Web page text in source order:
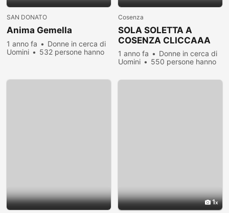
SAN DONATO
Anima Gemella
1 anno fa
Donne in cerca di
Uomini
532 persone hanno
Cosenza
SOLA SOLETTA A
COSENZA CLICCAAA
1 anno fa
Donne in cerca di
Uomini
550 persone hanno
1